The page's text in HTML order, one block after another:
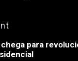
para